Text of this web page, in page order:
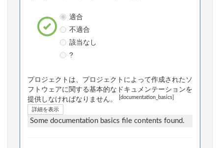
適合
不適合
該当なし
?
プロジェクトは、プロジェクトによって作成されたソ
フトウェアに関する基本的なドキュメンテーションを
提供しなければなりません。
[documentation_basics]
詳細を表示
Some documentation basics file contents found.